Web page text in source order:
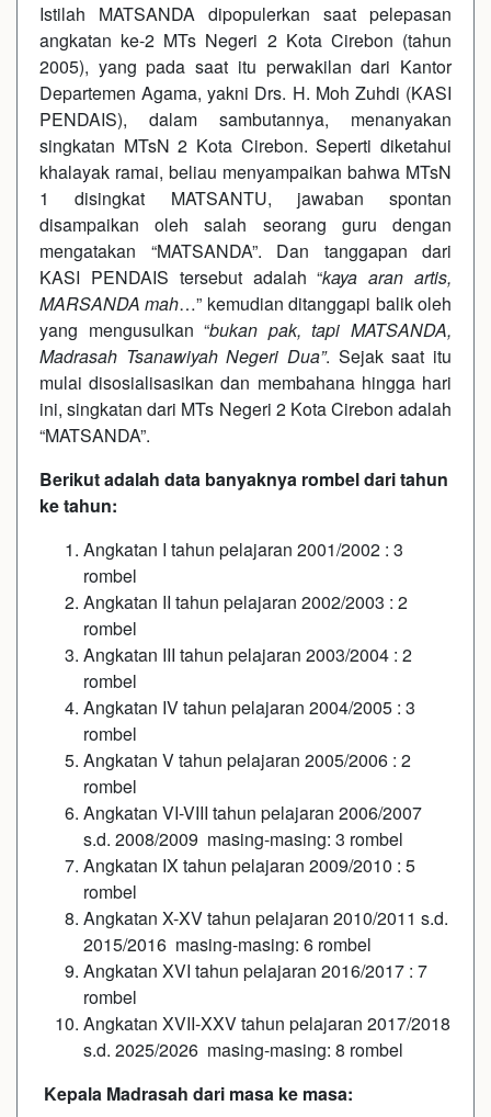
Istilah MATSANDA dipopulerkan saat pelepasan
angkatan ke-2 MTs Negeri 2 Kota Cirebon (tahun
2005), yang pada saat itu perwakilan dari Kantor
Departemen Agama, yakni Drs. H. Moh Zuhdi (KASI
PENDAIS), dalam sambutannya, menanyakan
singkatan MTsN 2 Kota Cirebon. Seperti diketahui
khalayak ramai, beliau menyampaikan bahwa MTsN
1 disingkat MATSANTU, jawaban spontan
disampaikan oleh salah seorang guru dengan
mengatakan “MATSANDA”. Dan tanggapan dari
KASI PENDAIS tersebut adalah “kaya aran artis,
MARSANDA mah…” kemudian ditanggapi balik oleh
yang mengusulkan “bukan pak, tapi MATSANDA,
Madrasah Tsanawiyah Negeri Dua”. Sejak saat itu
mulai disosialisasikan dan membahana hingga hari
ini, singkatan dari MTs Negeri 2 Kota Cirebon adalah
“MATSANDA”.
Berikut adalah data banyaknya rombel dari tahun
ke tahun:
Angkatan I tahun pelajaran 2001/2002 : 3
rombel
Angkatan II tahun pelajaran 2002/2003 : 2
rombel
Angkatan III tahun pelajaran 2003/2004 : 2
rombel
Angkatan IV tahun pelajaran 2004/2005 : 3
rombel
Angkatan V tahun pelajaran 2005/2006 : 2
rombel
Angkatan VI-VIII tahun pelajaran 2006/2007
s.d. 2008/2009 masing-masing: 3 rombel
Angkatan IX tahun pelajaran 2009/2010 : 5
rombel
Angkatan X-XV tahun pelajaran 2010/2011 s.d.
2015/2016 masing-masing: 6 rombel
Angkatan XVI tahun pelajaran 2016/2017 : 7
rombel
Angkatan XVII-XXV tahun pelajaran 2017/2018
s.d. 2025/2026 masing-masing: 8 rombel
Kepala Madrasah dari masa ke masa: